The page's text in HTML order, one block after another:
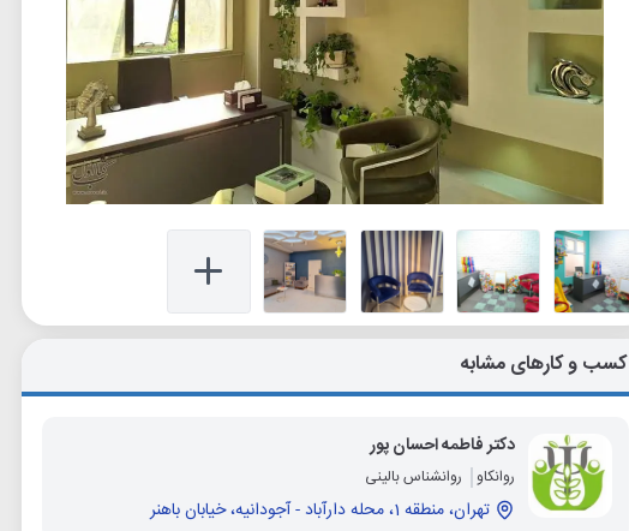
کسب و کارهای مشابه
دکتر فاطمه احسان پور
روانکاو روانشناس بالینی
تهران، منطقه 1، محله دارآباد - آجودانيه، خیابان باهنر